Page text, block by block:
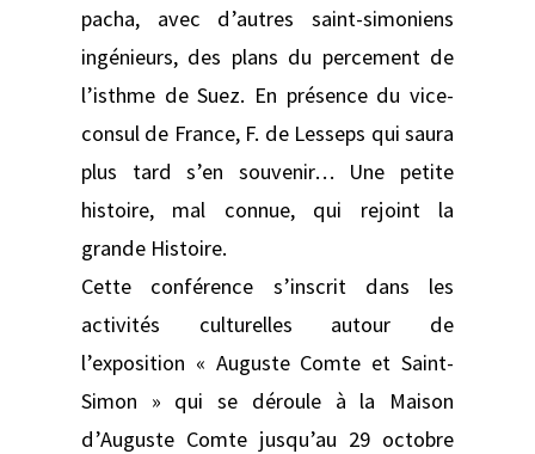
pacha, avec d’autres saint-simoniens
ingénieurs, des plans du percement de
l’isthme de Suez. En présence du vice-
consul de France, F. de Lesseps qui saura
plus tard s’en souvenir… Une petite
histoire, mal connue, qui rejoint la
grande Histoire.
Cette conférence s’inscrit dans les
activités culturelles autour de
l’exposition « Auguste Comte et Saint-
Simon » qui se déroule à la Maison
d’Auguste Comte jusqu’au 29 octobre